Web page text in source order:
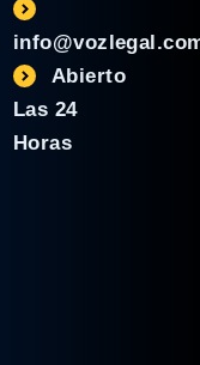
Abierto
Las 24
Horas